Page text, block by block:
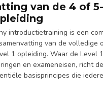
van de 4 of
introductietraining is een
van de volledige
1 opleiding. Waar de Level
en exameneisen, richt
basisprincipes die